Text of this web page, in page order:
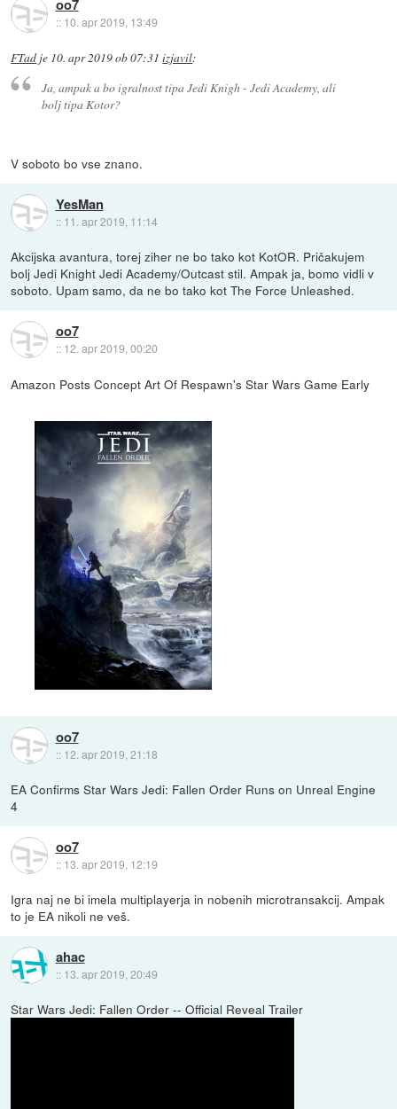
oo7
:: 10. apr 2019, 13:49
FTad je 10. apr 2019 ob 07:31 izjavil:
Ja, ampak a bo igralnost tipa Jedi Knigh - Jedi Academy, ali
bolj tipa Kotor?
V soboto bo vse znano.
YesMan
:: 11. apr 2019, 11:14
Akcijska avantura, torej ziher ne bo tako kot KotOR. Pričakujem
bolj Jedi Knight Jedi Academy/Outcast stil. Ampak ja, bomo vidli v
soboto. Upam samo, da ne bo tako kot The Force Unleashed.
oo7
:: 12. apr 2019, 00:20
Amazon Posts Concept Art Of Respawn's Star Wars Game Early
oo7
:: 12. apr 2019, 21:18
EA Confirms Star Wars Jedi: Fallen Order Runs on Unreal Engine
4
oo7
:: 13. apr 2019, 12:19
Igra naj ne bi imela multiplayerja in nobenih microtransakcij. Ampak
to je EA nikoli ne veš.
ahac
:: 13. apr 2019, 20:49
Star Wars Jedi: Fallen Order -- Official Reveal Trailer